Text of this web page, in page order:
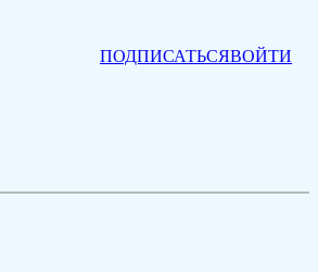
ПОДПИСАТЬСЯВОЙТИ